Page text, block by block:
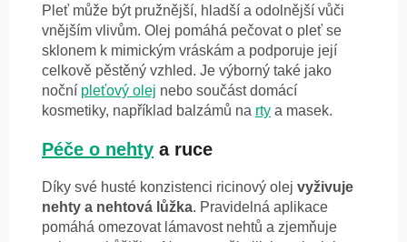
Pleť může být pružnější, hladší a odolnější vůči
vnějším vlivům. Olej pomáhá pečovat o pleť se
sklonem k mimickým vráskám a podporuje její
celkově pěstěný vzhled. Je výborný také jako
noční pleťový olej nebo součást domácí
kosmetiky, například balzámů na rty a masek.
Péče o nehty a ruce
Díky své husté konzistenci ricinový olej vyživuje
nehty a nehtová lůžka. Pravidelná aplikace
pomáhá omezovat lámavost nehtů a zjemňuje